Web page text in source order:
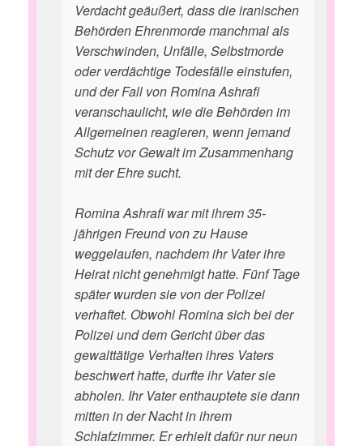
Verdacht geäußert, dass die iranischen
Behörden Ehrenmorde manchmal als
Verschwinden, Unfälle, Selbstmorde
oder verdächtige Todesfälle einstufen,
und der Fall von Romina Ashrafi
veranschaulicht, wie die Behörden im
Allgemeinen reagieren, wenn jemand
Schutz vor Gewalt im Zusammenhang
mit der Ehre sucht.
Romina Ashrafi war mit ihrem 35-
jährigen Freund von zu Hause
weggelaufen, nachdem ihr Vater ihre
Heirat nicht genehmigt hatte. Fünf Tage
später wurden sie von der Polizei
verhaftet. Obwohl Romina sich bei der
Polizei und dem Gericht über das
gewalttätige Verhalten ihres Vaters
beschwert hatte, durfte ihr Vater sie
abholen. Ihr Vater enthauptete sie dann
mitten in der Nacht in ihrem
Schlafzimmer. Er erhielt dafür nur neun